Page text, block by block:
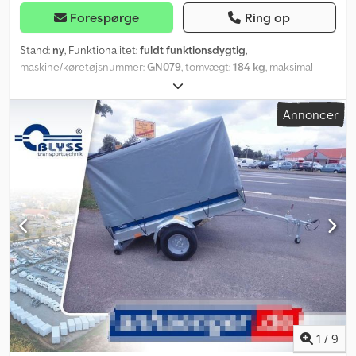
og mellemsalg forbeholdes.
Forespørge Ring op
Stand: ny, Funktionalitet:fuldt funktionsdygtig,
maskine/køretøjsnummer:GN079, tomvægt:184 kg, maksimal
750 kg
længde af lastrum:2.360 mm, læsningsbredde:1.250 mm,
lastepladshøjde:355 mm, Ladekant, ræling og lignende - Klapbar
og aftagelig bagsmæk - Udstyret med robuste
vinkelhåndtagslukninger - Fast forsmæk - Stabil ræling - Stabilt og
boltet H-stativ Cedpeh Ewynjfx Ah Isha Ophængsmulighed til
presenninger og net - Monterede ophængsknapper til
fastgørelse af presenninger og net Chassis og ramme - Robust
chassis med tipbar trækstang - To gennemgående U-profilerede
langsgående og fire tværgående bærere - Kuglekobling med
sikkerhedsindikator - Delvist boltet og svejset chassis - Chassiset
er fulddyppet varmgalvaniseret Ladeflade og bund -
Gennemgående, skridsikker og vandfast finérbund - 9 mm tyk
Lysinstallationer - Moderne multifunktionsbaglygter - Med
tågelygte - 7-polet stik Hjul og aksler - Robust gummifjedret aksel
- Vedligeholdelsesfri kompakt hjulleje - Slagfaste skærme af
kunststof Surrings- og sikringsmuligheder - 4 surringsøjer,
Annoncer
1 / 9